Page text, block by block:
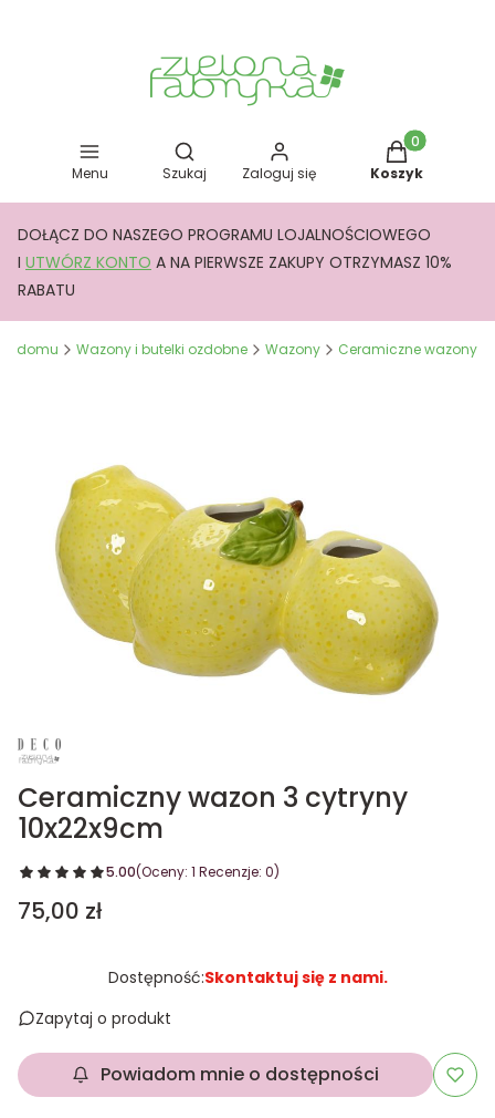
Menu
Otwórz wyszukiwarkę
Szukaj Zaloguj się
Produkty w
Koszyk
DOŁĄCZ DO NASZEGO PROGRAMU LOJALNOŚCIOWEGO
I UTWÓRZ KONTO A NA PIERWSZE ZAKUPY OTRZYMASZ 10%
RABATU
domu Wazony i butelki ozdobne Wazony Ceramiczne wazony
Ceramiczny wazon 3 cytryny
10x22x9cm
5.00(Oceny: 1 Recenzje: 0)
Cena
75,00 zł
Dostępność:Skontaktuj się z nami.
Zapytaj o produkt
Powiadom mnie o dostępności